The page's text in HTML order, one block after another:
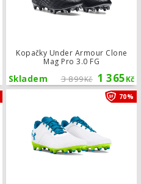
Kopačky Under Armour Clone
Mag Pro 3.0 FG
3 899Kč 1 365Kč
Skladem
Kopačky Under Armour Clone Mag
70%